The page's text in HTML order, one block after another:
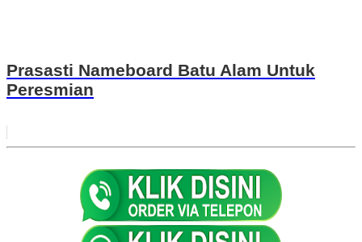
Prasasti Nameboard Batu Alam Untuk
Peresmian